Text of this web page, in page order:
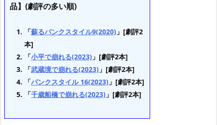
品】(劇評の多い順)
「蘇るパンクスタイル9(2020) 」[劇評2
本]
「小平で崩れる(2023) 」[劇評2本]
「武蔵境で崩れる(2023) 」[劇評2本]
「パンクスタイル 16(2023) 」[劇評2本]
「千歳船橋で崩れる(2023) 」[劇評2本]